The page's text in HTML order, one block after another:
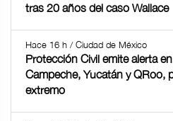
tras 20 años del caso Wallace
Hace 16 h / Ciudad de México
Protección Civil emite alerta
Campeche, Yucatán y QRoo,
extremo